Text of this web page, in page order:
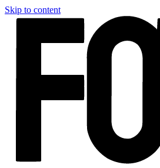
Skip to content